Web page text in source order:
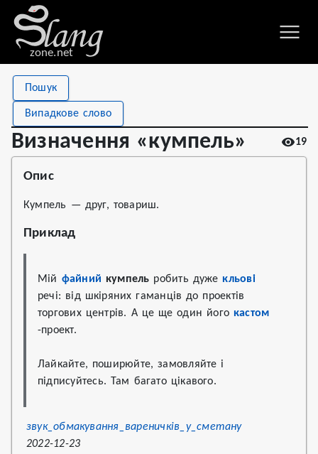
zone.net
Пошук
Випадкове слово
Визначення «кумпель» 19
Визначення «кумпель»
Stat
Views
Definitions 1
Опис
Кумпель — друг, товариш.
Приклад
Мій файний кумпель робить дуже кльові
речі: від шкіряних гаманців до проектів
торгових центрів. А це ще один його кастом
-проект.
Лайкайте, поширюйте, замовляйте і
підписуйтесь. Там багато цікавого.
звук_обмакування_вареничків_у_сметану
2022-12-23